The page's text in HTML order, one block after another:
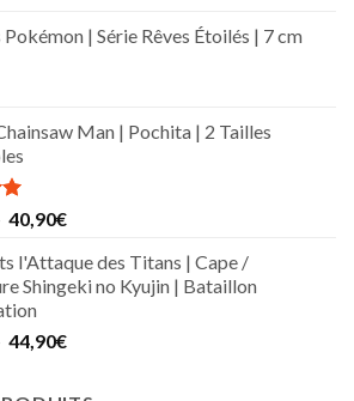
| Série Rêves Étoilés | 7 cm
Man | Pochita | 2 Tailles
40,90€Plage
prix :
22,90€
40,90€
l'Attaque des Titans | Cape /
Shingeki no Kyujin | Bataillon
44,90€Plage